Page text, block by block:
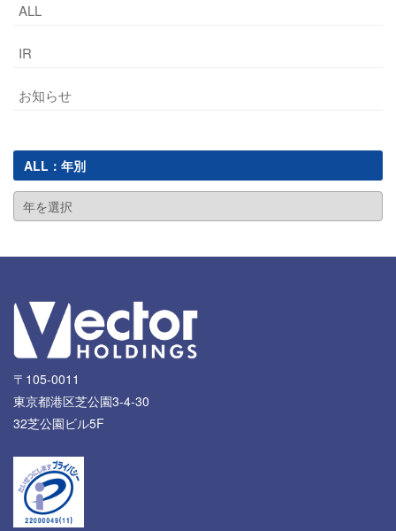
ALL
IR
お知らせ
ALL：年別
〒105-0011
東京都港区芝公園3-4-30
32芝公園ビル5F